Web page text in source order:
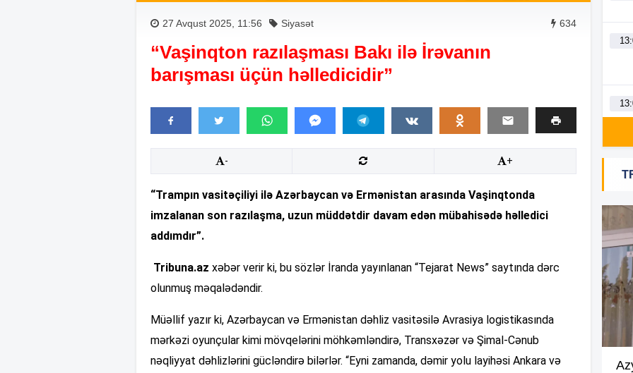
27 Avqust 2025, 11:56 Siyasət 634
“Vaşinqton razılaşması Bakı ilə İrəvanın
barışması üçün həlledicidir”
- +
“Trampın vasitəçiliyi ilə Azərbaycan və Ermənistan arasında Vaşinqtonda
imzalanan son razılaşma, uzun müddətdir davam edən mübahisədə həlledici
addımdır”.
Tribuna.az xəbər verir ki, bu sözlər İranda yayınlanan “Tejarat News” saytında dərc
olunmuş məqalədəndir.
Müəllif yazır ki, Azərbaycan və Ermənistan dəhliz vasitəsilə Avrasiya logistikasında
mərkəzi oyunçular kimi mövqelərini möhkəmləndirə, Transxəzər və Şimal-Cənub
nəqliyyat dəhlizlərini gücləndirə bilərlər. “Eyni zamanda, dəmir yolu layihəsi Ankara və
Göyçayda məktəb binası